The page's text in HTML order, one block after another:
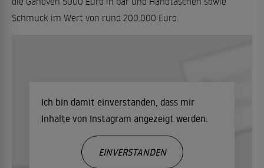
Schmuck im Wert von rund 200.000 Euro.
Ich bin damit einverstanden, dass mir
Inhalte von Instagram angezeigt werden.
EINVERSTANDEN